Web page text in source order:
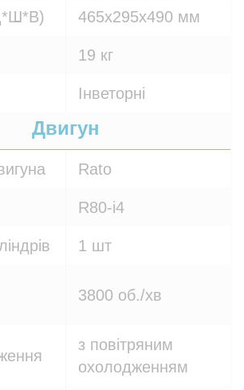
465х295х490 мм
19 кг
Інветорні
Двигун
Rato
R80-i4
1 шт
3800 об./хв
з повітряним
охолодженням